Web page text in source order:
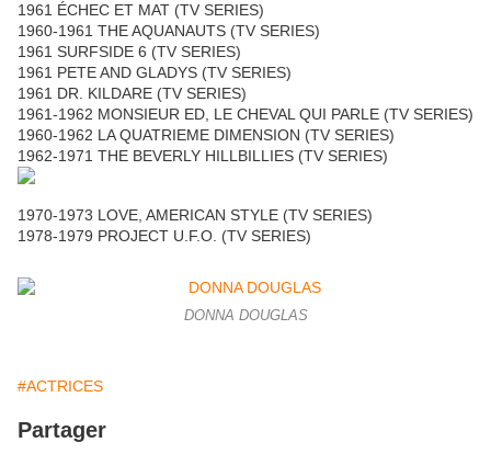
1961 ÉCHEC ET MAT (TV SERIES)
1960-1961 THE AQUANAUTS (TV SERIES)
1961 SURFSIDE 6 (TV SERIES)
1961 PETE AND GLADYS (TV SERIES)
1961 DR. KILDARE (TV SERIES)
1961-1962 MONSIEUR ED, LE CHEVAL QUI PARLE (TV SERIES)
1960-1962 LA QUATRIEME DIMENSION (TV SERIES)
1962-1971 THE BEVERLY HILLBILLIES (TV SERIES)
1970-1973 LOVE, AMERICAN STYLE (TV SERIES)
1978-1979 PROJECT U.F.O. (TV SERIES)
DONNA DOUGLAS
#ACTRICES
Partager